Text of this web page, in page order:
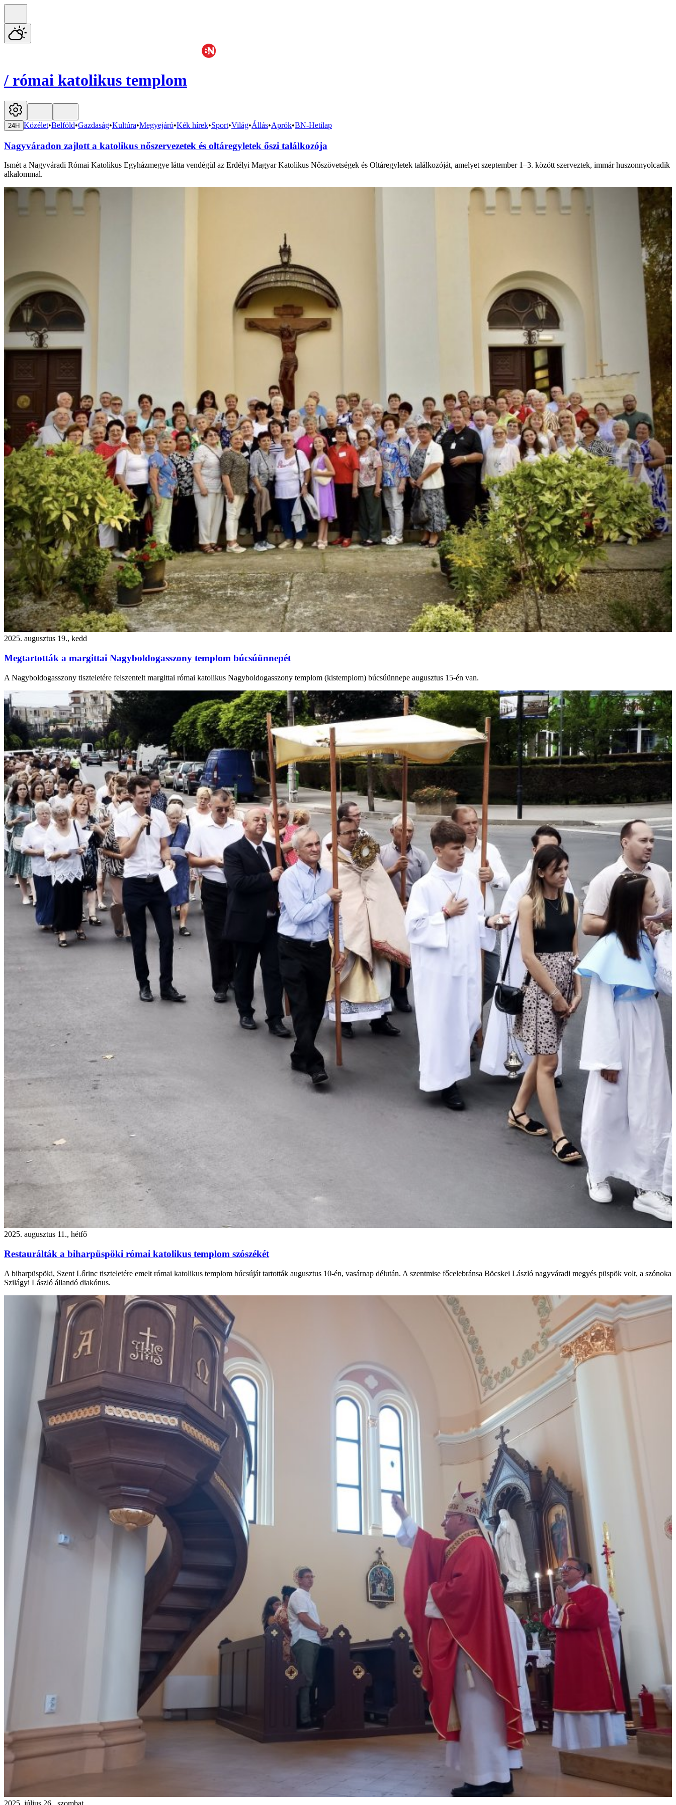
/ római katolikus templom
24H Közélet•Belföld•Gazdaság•Kultúra•Megyejáró•Kék hírek•Sport•Világ•Állás•Aprók•BN-Hetilap
Nagyváradon zajlott a katolikus nőszervezetek és oltáregyletek őszi találkozója
Ismét a Nagyváradi Római Katolikus Egyházmegye látta vendégül az Erdélyi Magyar Katolikus Nőszövetségek és Oltáregyletek találkozóját, amelyet szeptember 1–3. között szerveztek, immár huszonnyolcadik
alkalommal.
2025. augusztus 19., kedd
Megtartották a margittai Nagyboldogasszony templom búcsúünnepét
A Nagyboldogasszony tiszteletére felszentelt margittai római katolikus Nagyboldogasszony templom (kistemplom) búcsúünnepe augusztus 15-én van.
2025. augusztus 11., hétfő
Restaurálták a biharpüspöki római katolikus templom szószékét
A biharpüspöki, Szent Lőrinc tiszteletére emelt római katolikus templom búcsúját tartották augusztus 10-én, vasárnap délután. A szentmise főcelebránsa Böcskei László nagyváradi megyés püspök volt, a szónoka
Szilágyi László állandó diakónus.
2025. július 26., szombat